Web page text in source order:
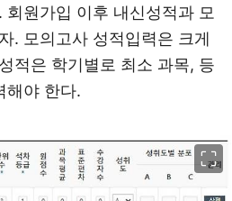
원가입 이후 내신성적과 모
. 모의고사 성적입력은 크게
적은 학기별로 최소 과목, 등
해야 한다.